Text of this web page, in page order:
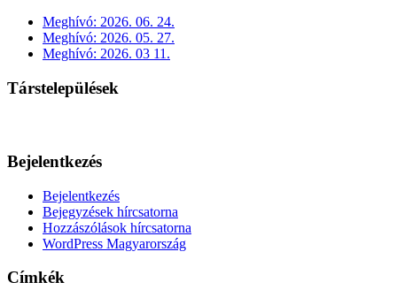
Meghívó: 2026. 06. 24.
Meghívó: 2026. 05. 27.
Meghívó: 2026. 03 11.
Társtelepülések
Bejelentkezés
Bejelentkezés
Bejegyzések hírcsatorna
Hozzászólások hírcsatorna
WordPress Magyarország
Címkék